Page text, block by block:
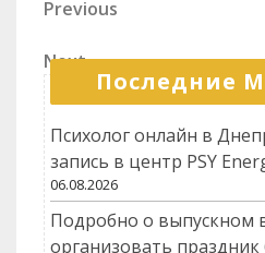
транспорт для
Навигация
по
записям
Previous
Previous
Next
Post
Next
Последние
Психолог онлайн в
запись в центр PSY
06.08.2026
Подробно о выпускном
организовать